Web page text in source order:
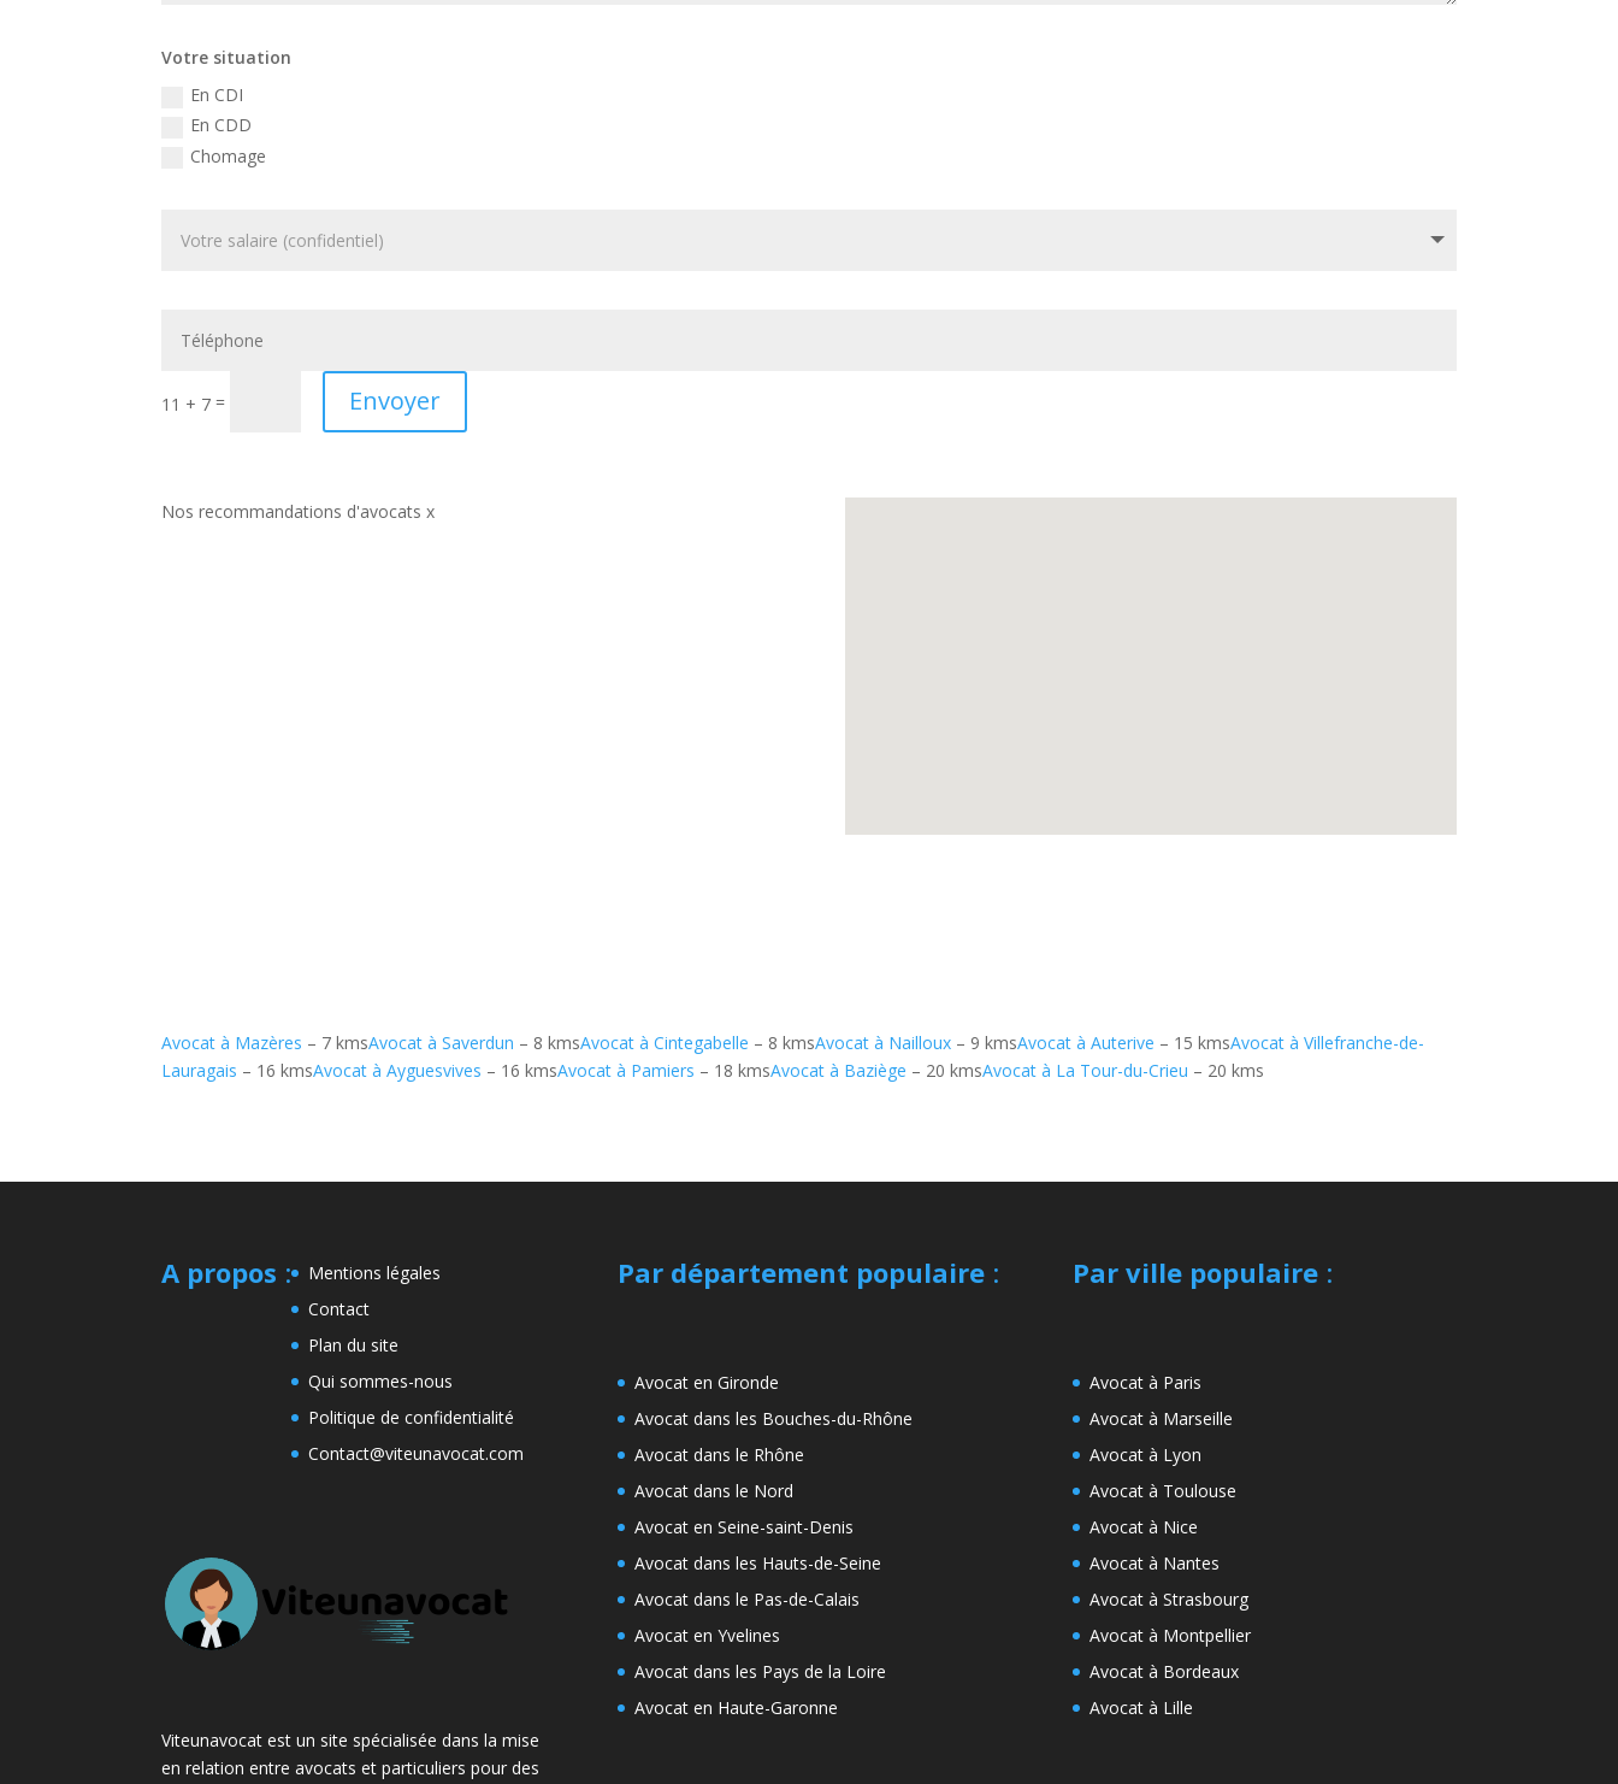
Votre situation
En CDI
En CDD
Chomage
11 + 7 = Envoyer
Nos recommandations d'avocats x
Avocat à Mazères – 7 kmsAvocat à Saverdun – 8 kmsAvocat à Cintegabelle – 8 kmsAvocat à Nailloux – 9 kmsAvocat à Auterive – 15 kmsAvocat à Villefranche-de-
Lauragais – 16 kmsAvocat à Ayguesvives – 16 kmsAvocat à Pamiers – 18 kmsAvocat à Baziège – 20 kmsAvocat à La Tour-du-Crieu – 20 kms
A propos :
Mentions légales
Contact
Plan du site
Qui sommes-nous
Politique de confidentialité
Contact@viteunavocat.com
Viteunavocat est un site spécialisée dans la mise
en relation entre avocats et particuliers pour des
Par département populaire:
Avocat en Gironde
Avocat dans les Bouches-du-Rhône
Avocat dans le Rhône
Avocat dans le Nord
Avocat en Seine-saint-Denis
Avocat dans les Hauts-de-Seine
Avocat dans le Pas-de-Calais
Avocat en Yvelines
Avocat dans les Pays de la Loire
Avocat en Haute-Garonne
Par ville populaire:
Avocat à Paris
Avocat à Marseille
Avocat à Lyon
Avocat à Toulouse
Avocat à Nice
Avocat à Nantes
Avocat à Strasbourg
Avocat à Montpellier
Avocat à Bordeaux
Avocat à Lille